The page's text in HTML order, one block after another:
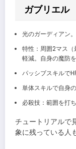
ガブリエル
光のガーディアン。
特性：周囲2マス
軽減。自身の魔防
パッシブスキルで
単体スキルで自身の
必殺技：範囲を打
チュートリアルで
象に残っている人